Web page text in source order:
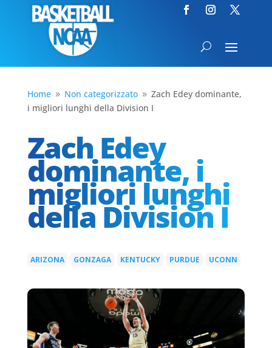
Home 9 Non categorizzato 9 Zach Edey dominante,
i migliori lunghi della Division I
Zach Edey
dominante, i
migliori lunghi
della Division I
ARIZONA GONZAGA KENTUCKY PURDUE UCONN